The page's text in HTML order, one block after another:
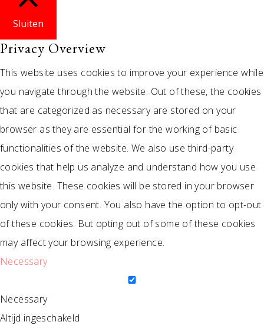
Sluiten
Privacy Overview
This website uses cookies to improve your experience while
you navigate through the website. Out of these, the cookies
that are categorized as necessary are stored on your
browser as they are essential for the working of basic
functionalities of the website. We also use third-party
cookies that help us analyze and understand how you use
this website. These cookies will be stored in your browser
only with your consent. You also have the option to opt-out
of these cookies. But opting out of some of these cookies
may affect your browsing experience.
Necessary
Necessary
Altijd ingeschakeld